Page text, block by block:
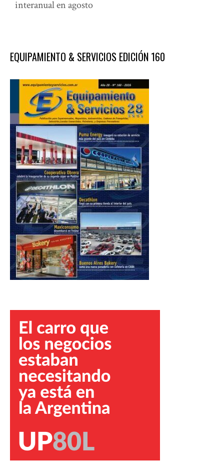
interanual en agosto
EQUIPAMIENTO & SERVICIOS EDICIÓN 160